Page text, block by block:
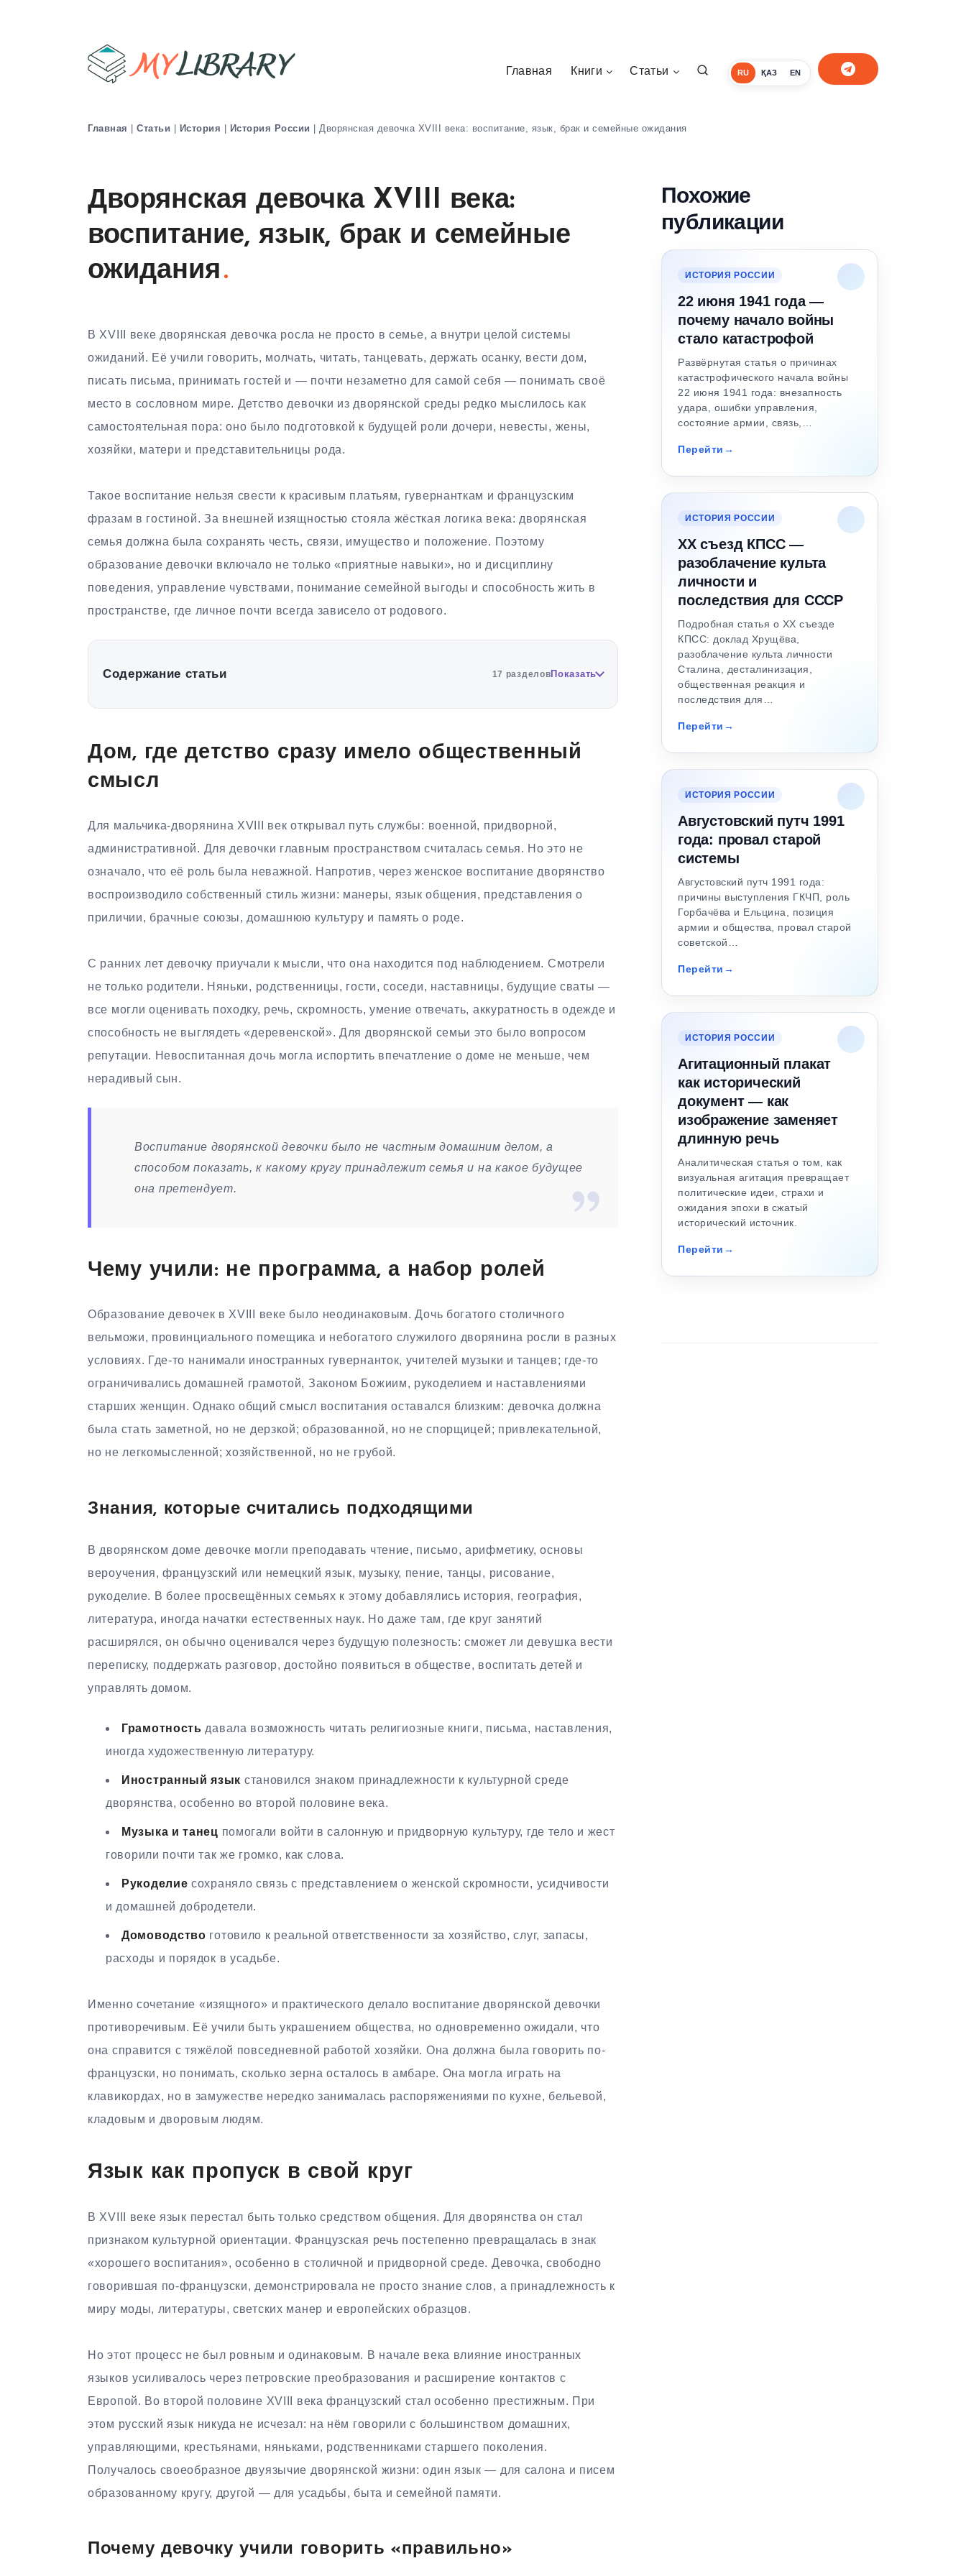
RU ҚАЗ EN
Главная Книги Статьи
Главная | Статьи | История | История России | Дворянская девочка XVIII века: воспитание, язык, брак и семейные ожидания
Дворянская девочка XVIII века:
воспитание, язык, брак и семейные
ожидания
В XVIII веке дворянская девочка росла не просто в семье, а внутри целой системы
ожиданий. Её учили говорить, молчать, читать, танцевать, держать осанку, вести дом,
писать письма, принимать гостей и — почти незаметно для самой себя — понимать своё
место в сословном мире. Детство девочки из дворянской среды редко мыслилось как
самостоятельная пора: оно было подготовкой к будущей роли дочери, невесты, жены,
хозяйки, матери и представительницы рода.
Такое воспитание нельзя свести к красивым платьям, гувернанткам и французским
фразам в гостиной. За внешней изящностью стояла жёсткая логика века: дворянская
семья должна была сохранять честь, связи, имущество и положение. Поэтому
образование девочки включало не только «приятные навыки», но и дисциплину
поведения, управление чувствами, понимание семейной выгоды и способность жить в
пространстве, где личное почти всегда зависело от родового.
Содержание статьи 17 разделовПоказать
Дом, где детство сразу имело общественный
смысл
Для мальчика-дворянина XVIII век открывал путь службы: военной, придворной,
административной. Для девочки главным пространством считалась семья. Но это не
означало, что её роль была неважной. Напротив, через женское воспитание дворянство
воспроизводило собственный стиль жизни: манеры, язык общения, представления о
приличии, брачные союзы, домашнюю культуру и память о роде.
С ранних лет девочку приучали к мысли, что она находится под наблюдением. Смотрели
не только родители. Няньки, родственницы, гости, соседи, наставницы, будущие сваты —
все могли оценивать походку, речь, скромность, умение отвечать, аккуратность в одежде и
способность не выглядеть «деревенской». Для дворянской семьи это было вопросом
репутации. Невоспитанная дочь могла испортить впечатление о доме не меньше, чем
нерадивый сын.
Воспитание дворянской девочки было не частным домашним делом, а
способом показать, к какому кругу принадлежит семья и на какое будущее
она претендует.
Чему учили: не программа, а набор ролей
Образование девочек в XVIII веке было неодинаковым. Дочь богатого столичного
вельможи, провинциального помещика и небогатого служилого дворянина росли в разных
условиях. Где-то нанимали иностранных гувернанток, учителей музыки и танцев; где-то
ограничивались домашней грамотой, Законом Божиим, рукоделием и наставлениями
старших женщин. Однако общий смысл воспитания оставался близким: девочка должна
была стать заметной, но не дерзкой; образованной, но не спорщицей; привлекательной,
но не легкомысленной; хозяйственной, но не грубой.
Знания, которые считались подходящими
В дворянском доме девочке могли преподавать чтение, письмо, арифметику, основы
вероучения, французский или немецкий язык, музыку, пение, танцы, рисование,
рукоделие. В более просвещённых семьях к этому добавлялись история, география,
литература, иногда начатки естественных наук. Но даже там, где круг занятий
расширялся, он обычно оценивался через будущую полезность: сможет ли девушка вести
переписку, поддержать разговор, достойно появиться в обществе, воспитать детей и
управлять домом.
Грамотность давала возможность читать религиозные книги, письма, наставления,
иногда художественную литературу.
Иностранный язык становился знаком принадлежности к культурной среде
дворянства, особенно во второй половине века.
Музыка и танец помогали войти в салонную и придворную культуру, где тело и жест
говорили почти так же громко, как слова.
Рукоделие сохраняло связь с представлением о женской скромности, усидчивости
и домашней добродетели.
Домоводство готовило к реальной ответственности за хозяйство, слуг, запасы,
расходы и порядок в усадьбе.
Именно сочетание «изящного» и практического делало воспитание дворянской девочки
противоречивым. Её учили быть украшением общества, но одновременно ожидали, что
она справится с тяжёлой повседневной работой хозяйки. Она должна была говорить по-
французски, но понимать, сколько зерна осталось в амбаре. Она могла играть на
клавикордах, но в замужестве нередко занималась распоряжениями по кухне, бельевой,
кладовым и дворовым людям.
Язык как пропуск в свой круг
В XVIII веке язык перестал быть только средством общения. Для дворянства он стал
признаком культурной ориентации. Французская речь постепенно превращалась в знак
«хорошего воспитания», особенно в столичной и придворной среде. Девочка, свободно
говорившая по-французски, демонстрировала не просто знание слов, а принадлежность к
миру моды, литературы, светских манер и европейских образцов.
Но этот процесс не был ровным и одинаковым. В начале века влияние иностранных
языков усиливалось через петровские преобразования и расширение контактов с
Европой. Во второй половине XVIII века французский стал особенно престижным. При
этом русский язык никуда не исчезал: на нём говорили с большинством домашних,
управляющими, крестьянами, няньками, родственниками старшего поколения.
Получалось своеобразное двуязычие дворянской жизни: один язык — для салона и писем
образованному кругу, другой — для усадьбы, быта и семейной памяти.
Почему девочку учили говорить «правильно»
Похожие
публикации
ИСТОРИЯ РОССИИ
22 июня 1941 года —
почему начало войны
стало катастрофой
Развёрнутая статья о причинах
катастрофического начала войны
22 июня 1941 года: внезапность
удара, ошибки управления,
состояние армии, связь,…
Перейти
ИСТОРИЯ РОССИИ
XX съезд КПСС —
разоблачение культа
личности и
последствия для СССР
Подробная статья о XX съезде
КПСС: доклад Хрущёва,
разоблачение культа личности
Сталина, десталинизация,
общественная реакция и
последствия для…
Перейти
ИСТОРИЯ РОССИИ
Августовский путч 1991
года: провал старой
системы
Августовский путч 1991 года:
причины выступления ГКЧП, роль
Горбачёва и Ельцина, позиция
армии и общества, провал старой
советской…
Перейти
ИСТОРИЯ РОССИИ
Агитационный плакат
как исторический
документ — как
изображение заменяет
длинную речь
Аналитическая статья о том, как
визуальная агитация превращает
политические идеи, страхи и
ожидания эпохи в сжатый
исторический источник.
Перейти